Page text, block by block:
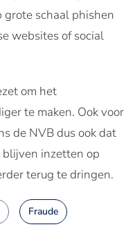
grote schaal phishen
websites of social
om het
te maken. Ook voor
de NVB dus ook dat
inzetten op
terug te dringen.
Fraude